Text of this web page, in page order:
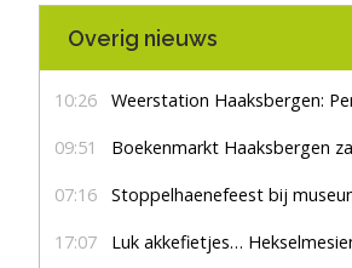
Overig nieuws
10:26 Weerstation Haaksbergen:
09:51 Boekenmarkt Haaksbergen zaterdag 8
07:16 Stoppelhaenefeest bij museum
17:07 Luk akkefietjes…